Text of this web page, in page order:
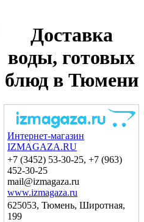
Доставка
воды, готовых
блюд в Тюмени
Интернет-магазин
IZMAGAZA.RU
+7 (3452) 53-30-25, +7 (963)
452-30-25
mail@izmagaza.ru
www.izmagaza.ru
625053, Тюмень, Широтная,
199